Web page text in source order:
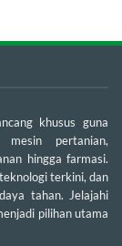
khusus guna
pertanian,
hingga farmasi.
terkini, dan
tahan. Jelajahi
pilihan utama